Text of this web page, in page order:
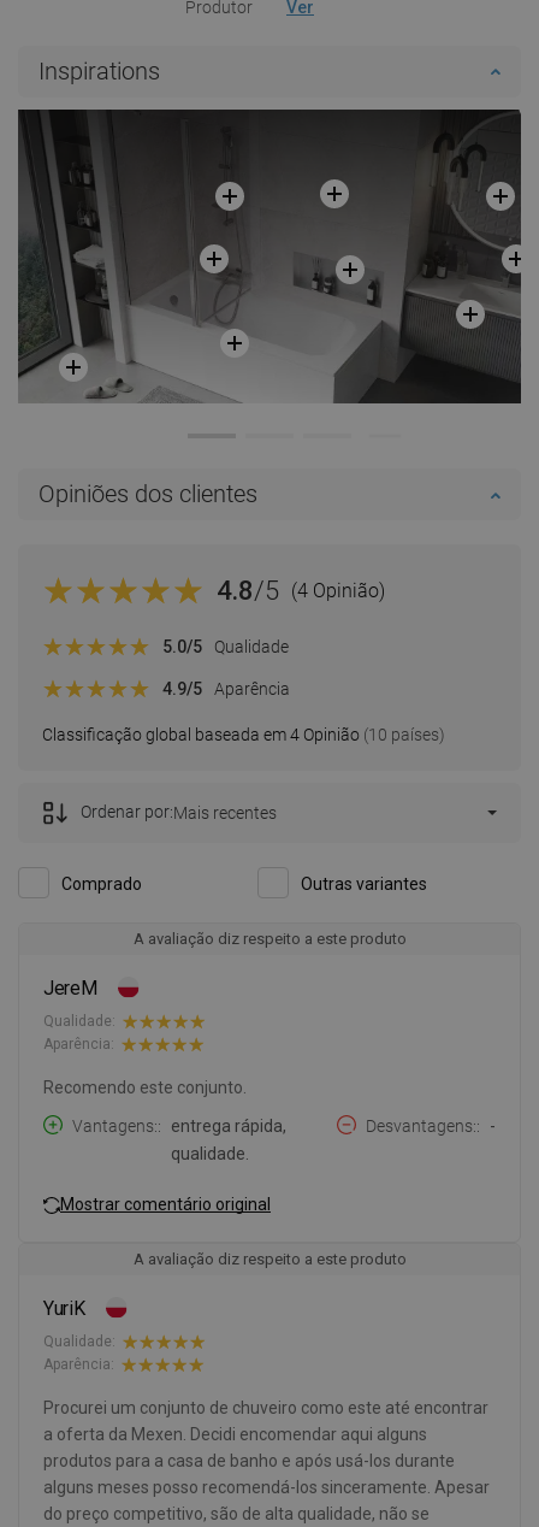
Produtor Ver
Inspirations
Opiniões dos clientes
4.8/5 (4 Opinião)
Classificação global baseada em 4 Opinião (10 países)
5.0/5 Qualidade
4.9/5 Aparência
Comprado Outras variantes
Ordenar por:Mais recentes
A avaliação diz respeito a este produto
JereM
Qualidade:
Aparência:
Recomendo este conjunto.
Vantagens:
entrega rápida,
qualidade.
Desvantagens: -
Mostrar comentário original
A avaliação diz respeito a este produto
YuriK
Qualidade:
Aparência:
Procurei um conjunto de chuveiro como este até encontrar
a oferta da Mexen. Decidi encomendar aqui alguns
produtos para a casa de banho e após usá-los durante
alguns meses posso recomendá-los sinceramente. Apesar
do preço competitivo, são de alta qualidade, não se